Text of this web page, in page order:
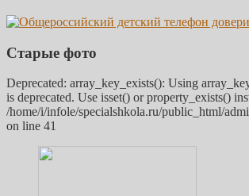
Старые фото
Deprecated: array_key_exists(): Using
is deprecated. Use isset() or property_exists()
/home/i/infole/specialshkola.ru/public_html/
on line 41